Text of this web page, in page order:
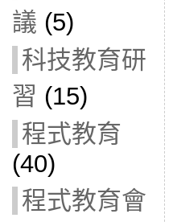
議 (5)
科技教育研
習 (15)
程式教育
(40)
程式教育會